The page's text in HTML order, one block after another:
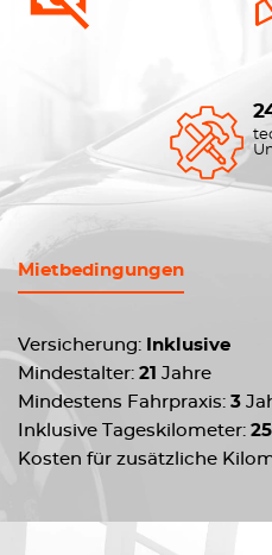
Mietbedingungen
Versicherung:
Inklusive
Mindestalter: 21 Jahre
Mindestens Fahrpraxis: 3
Inklusive Tageskilometer:
Kosten für zusätzliche